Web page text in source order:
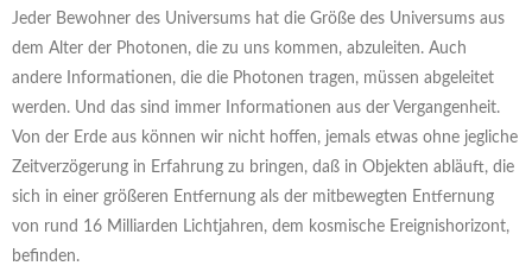
Jeder Bewohner des Universums hat die Größe des Universums aus
dem Alter der Photonen, die zu uns kommen, abzuleiten. Auch
andere Informationen, die die Photonen tragen, müssen abgeleitet
werden. Und das sind immer Informationen aus der Vergangenheit.
Von der Erde aus können wir nicht hoffen, jemals etwas ohne jegliche
Zeitverzögerung in Erfahrung zu bringen, daß in Objekten abläuft, die
sich in einer größeren Entfernung als der mitbewegten Entfernung
von rund 16 Milliarden Lichtjahren, dem kosmische Ereignishorizont,
befinden.